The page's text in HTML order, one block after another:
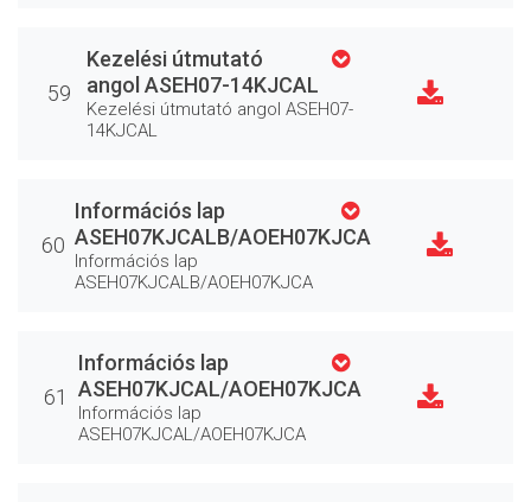
59
Kezelési útmutató
angol ASEH07-14KJCAL
Kezelési útmutató angol ASEH07-
14KJCAL
60
Információs lap
ASEH07KJCALB/AOEH07KJCA
Információs lap
ASEH07KJCALB/AOEH07KJCA
61
Információs lap
ASEH07KJCAL/AOEH07KJCA
Információs lap
ASEH07KJCAL/AOEH07KJCA